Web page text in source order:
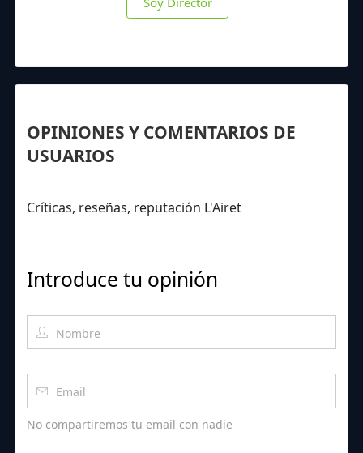
OPINIONES Y COMENTARIOS DE
USUARIOS
Críticas, reseñas, reputación L'Airet
Introduce tu opinión
No compartiremos tu email con nadie